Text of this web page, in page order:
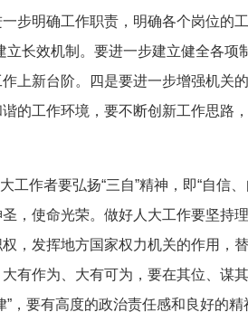
步明确工作职责，明确各个岗位的
立长效机制。要进一步建立健全各
上新台阶。四是要进一步增强机关
的工作环境，要不断创新工作思路
工作者要弘扬“三自”精神，即“自信
，使命光荣。做好人大工作要坚持
，发挥地方国家权力机关的作用，
有作为、大有可为，要在其位、谋
”，要有高度的政治责任感和良好的